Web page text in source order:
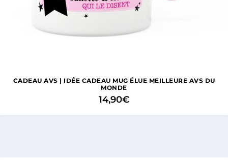
CADEAU AVS | IDÉE CADEAU MUG ÉLUE MEILLEURE AVS DU
MONDE
14,90€